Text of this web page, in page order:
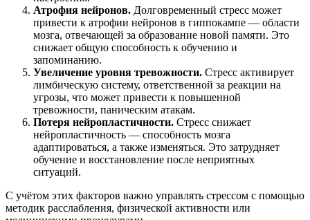
Атрофия нейронов. Долговременный стресс может
привести к атрофии нейронов в гиппокампе — области
мозга, отвечающей за образование новой памяти. Это
снижает общую способность к обучению и
запоминанию.
Увеличение уровня тревожности. Стресс активирует
лимбическую систему, ответственной за реакции на
угрозы, что может привести к повышенной
тревожности, паническим атакам.
Потеря нейропластичности. Стресс снижает
нейропластичность — способность мозга
адаптироваться, а также изменяться. Это затрудняет
обучение и восстановление после неприятных
ситуаций.
С учётом этих факторов важно управлять стрессом с помощью
методик расслабления, физической активности или